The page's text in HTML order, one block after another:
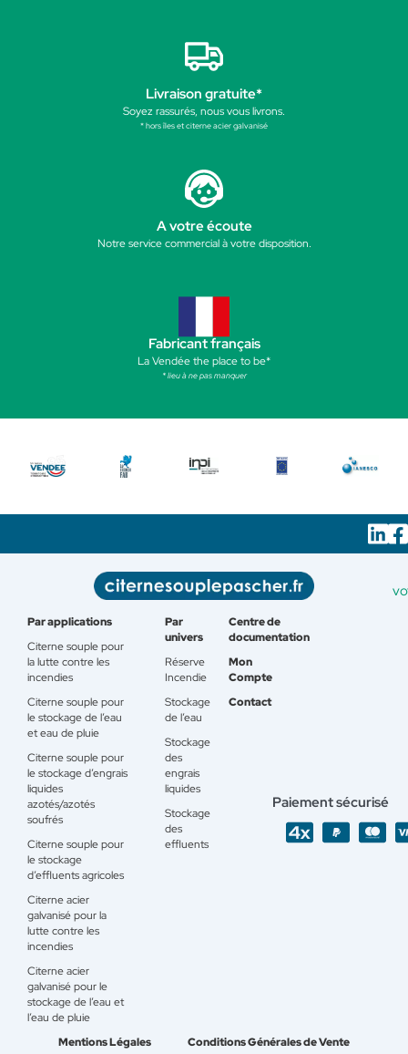
Livraison gratuite*
Soyez rassurés, nous vous livrons.
* hors îles et citerne acier galvanisé
A votre écoute
Notre service commercial à votre disposition.
Fabricant français
La Vendée the place to be*
* lieu à ne pas manquer
Par applications
Citerne souple pour
la lutte contre les
incendies
Citerne souple pour
le stockage de l’eau
et eau de pluie
Citerne souple pour
le stockage d’engrais
liquides
azotés/azotés
soufrés
Citerne souple pour
le stockage
d’effluents agricoles
Citerne acier
galvanisé pour la
lutte contre les
incendies
Citerne acier
galvanisé pour le
stockage de l’eau et
l’eau de pluie
Par
univers
Réserve
Incendie
Stockage
de l’eau
Stockage
des
engrais
liquides
Stockage
des
effluents
Centre de
documentation
Mon
Compte
Contact
Paiement sécurisé
Mentions Légales
Conditions Générales de Vente